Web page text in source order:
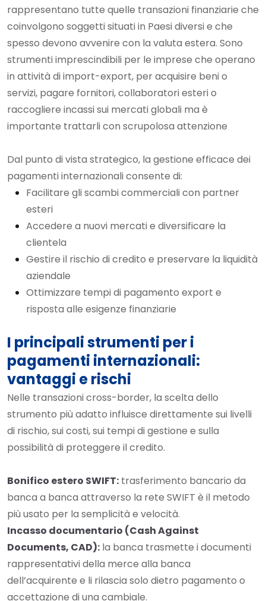
rappresentano tutte quelle transazioni finanziarie che
coinvolgono soggetti situati in Paesi diversi e che
spesso devono avvenire con la valuta estera. Sono
strumenti imprescindibili per le imprese che operano
in attività di import-export, per acquisire beni o
servizi, pagare fornitori, collaboratori esteri o
raccogliere incassi sui mercati globali ma è
importante trattarli con scrupolosa attenzione
Dal punto di vista strategico, la gestione efficace dei
pagamenti internazionali consente di:
Facilitare gli scambi commerciali con partner
esteri
Accedere a nuovi mercati e diversificare la
clientela
Gestire il rischio di credito e preservare la liquidità
aziendale
Ottimizzare tempi di pagamento export e
risposta alle esigenze finanziarie
I principali strumenti per i
pagamenti internazionali:
vantaggi e rischi
Nelle transazioni cross-border, la scelta dello
strumento più adatto influisce direttamente sui livelli
di rischio, sui costi, sui tempi di gestione e sulla
possibilità di proteggere il credito.
Bonifico estero SWIFT: trasferimento bancario da
banca a banca attraverso la rete SWIFT è il metodo
più usato per la semplicità e velocità.
Incasso documentario (Cash Against
Documents, CAD): la banca trasmette i documenti
rappresentativi della merce alla banca
dell’acquirente e li rilascia solo dietro pagamento o
accettazione di una cambiale.